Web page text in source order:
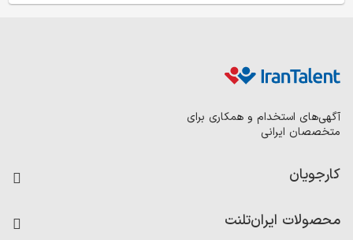
آگهی‌های استخدام و همکاری برای
متخصصان ایرانی
کارجویان
رزومه ساز
محصولات ایران‌تلنت